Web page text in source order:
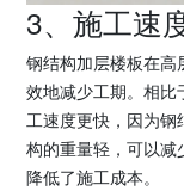
3、施工速
钢结构加层楼板在
效地减少工期。相
工速度更快，因为
构的重量轻，可以
降低了施工成本。